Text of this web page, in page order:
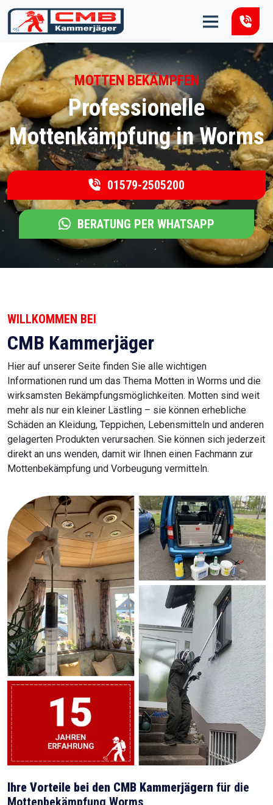
Zum Inhalt springen
MOTTEN BEKÄMPFEN
Professionelle
Mottenkämpfung in Worms
01579-2505200
BERATUNG PER WHATSAPP
WILLKOMMEN BEI
CMB Kammerjäger
Hier auf unserer Seite finden Sie alle wichtigen
Informationen rund um das Thema Motten in Worms und die
wirksamsten Bekämpfungsmöglichkeiten. Motten sind weit
mehr als nur ein kleiner Lästling – sie können erhebliche
Schäden an Kleidung, Teppichen, Lebensmitteln und anderen
gelagerten Produkten verursachen. Sie können sich jederzeit
direkt an uns wenden, damit wir Ihnen einen Fachmann zur
Mottenbekämpfung und Vorbeugung vermitteln.
Ihre Vorteile bei den CMB Kammerjägern für die
Mottenbekämpfung Worms